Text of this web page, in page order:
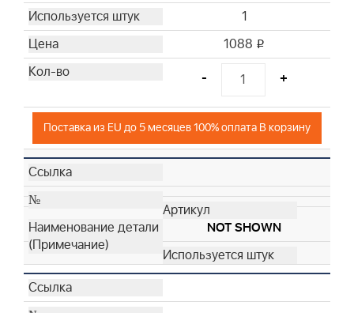
1
1088 i
- +
Поставка из EU до 5 месяцев 100% оплата В корзину
NOT SHOWN